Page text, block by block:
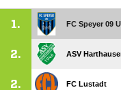
1. FC Speyer 09
2. ASV
2. FC Lustadt